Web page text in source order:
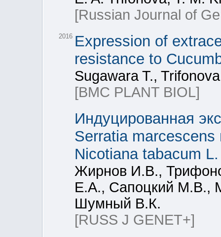
[Russian Journal of
2016 Expression of
resistance to
Sugawara T.,
[BMC PLANT BIOL]
Индуцированная
Serratia marcescens
Nicotiana tabacum
Жирнов И.В.,
Е.А., Сапоцкий М.В.,
Шумный В.К.
[RUSS J GENET+]